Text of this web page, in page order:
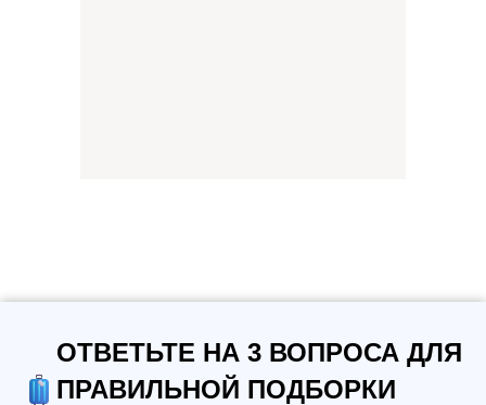
ОТВЕТЬТЕ НА 3 ВОПРОСА ДЛЯ
ПРАВИЛЬНОЙ ПОДБОРКИ